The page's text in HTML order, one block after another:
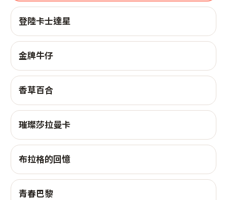
登陸卡士達星
金牌牛仔
香草百合
璀璨莎拉曼卡
布拉格的回憶
青春巴黎